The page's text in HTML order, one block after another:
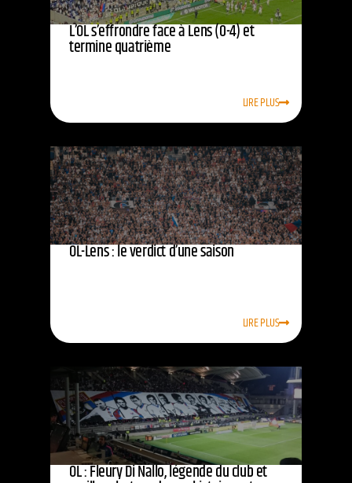
L’OL s’effrondre face à Lens (0-4) et
termine quatrième
LIRE PLUS
OL-Lens : le verdict d’une saison
LIRE PLUS
OL : Fleury Di Nallo, légende du club et